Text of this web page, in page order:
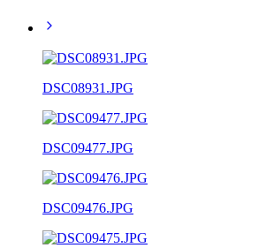
DSC08931.JPG
DSC09477.JPG
DSC09476.JPG